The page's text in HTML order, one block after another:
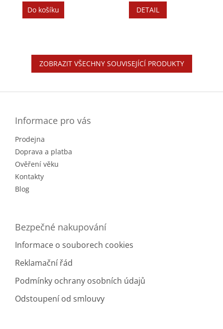
Do košíku DETAIL
ZOBRAZIT VŠECHNY SOUVISEJÍCÍ PRODUKTY
Informace pro vás
Prodejna
Doprava a platba
Ověření věku
Kontakty
Blog
Bezpečné nakupování
Informace o souborech cookies
Reklamační řád
Podmínky ochrany osobních údajů
Odstoupení od smlouvy